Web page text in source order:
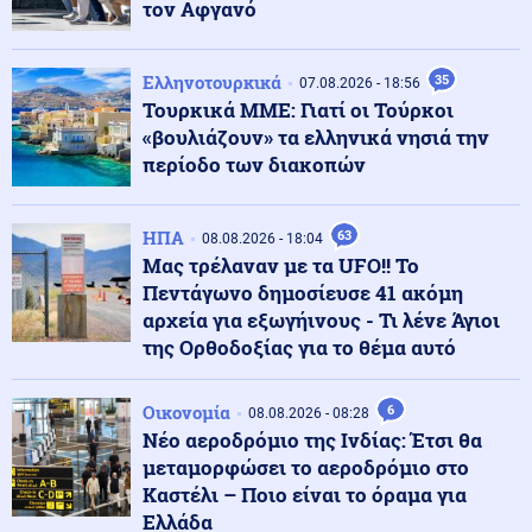
παντρευόταν άλλο ζευγάρι
Κοινωνία
Συγκλονιστικό τροχαίο: Αυτοκίνητο συγκρούστηκε με
μηχανή αστυνομικών της ΔΙΑΣ στο Λαγονήσι
Ένοπλες Συρράξεις
Καταγγελία για νυχτερινή είσοδο ισραηλινών
στρατευμάτων σε χωριό του Λιβάνου - Τι απαντά το
Ισραήλ
Ελληνοτουρκικά 08.08.2026 - 23:00
Ανάλυση: Η Ελληνική αντίδραση μετά την τριμερή
συμφωνία Τουρκίας-Πακιστάν-Σ. Αραβίας στη Μέκκα
Κόσμος 08.08.2026 - 22:53
Η Τουρκία ζητά "μορατόριουμ" Ρωσίας - Ουκρανίας
στις επιθέσεις κατά εμπορικών πλοίων στη Μαύρη
Θάλασσα
τον Αφγανό
Ελληνοτουρκικά 07.08.2026 - 18:56 35
Τουρκικά ΜΜΕ: Γιατί οι Τούρκοι
«βουλιάζουν» τα ελληνικά νησιά την
περίοδο των διακοπών
ΗΠΑ 08.08.2026 - 18:04 63
Μας τρέλαναν με τα UFO!! Το
Πεντάγωνο δημοσίευσε 41 ακόμη
αρχεία για εξωγήινους - Τι λένε Άγιοι
της Ορθοδοξίας για το θέμα αυτό
Οικονομία 08.08.2026 - 08:28 6
Νέο αεροδρόμιο της Ινδίας: Έτσι θα
μεταμορφώσει το αεροδρόμιο στο
Καστέλι – Ποιο είναι το όραμα για
Ελλάδα